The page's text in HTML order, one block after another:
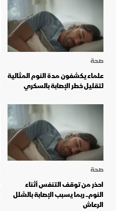
صحة
علماء يكشفون مدة النوم المثالية
لتقليل خطر الإصابة بالسكري
صحة
احذر من توقف التنفس أثناء
النوم.. ربما يسبب الإصابة بالشلل
الرعاش